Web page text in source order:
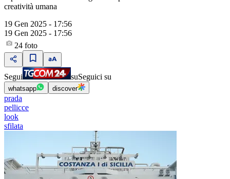
creatività umana
19 Gen 2025 - 17:56
19 Gen 2025 - 17:56
24 foto
Segui suSeguici su
whatsapp discover
prada
pellicce
look
sfilata